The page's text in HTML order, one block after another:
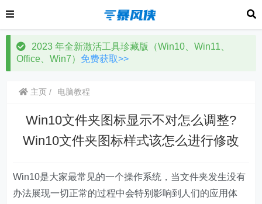
2023 年全新激活工具珍藏版（Win10、Win11、
Office、Win7） 免费获取>>
主页 电脑教程
Win10文件夹图标显示不对怎么调整?
Win10文件夹图标样式该怎么进行修改
Win10是大家最常见的一个操作系统，当文件夹发生没有
办法展现一切正常的过程中会特别影响到人们的应用体